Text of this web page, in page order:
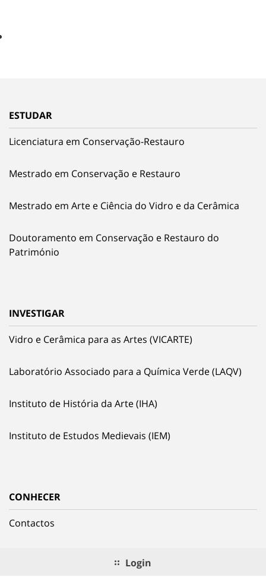
ESTUDAR
Licenciatura em Conservação-Restauro
Mestrado em Conservação e Restauro
Mestrado em Arte e Ciência do Vidro e da Cerâmica
Doutoramento em Conservação e Restauro do
Património
INVESTIGAR
Vidro e Cerâmica para as Artes (VICARTE)
Laboratório Associado para a Química Verde (LAQV)
Instituto de História da Arte (IHA)
Instituto de Estudos Medievais (IEM)
CONHECER
Contactos
Login